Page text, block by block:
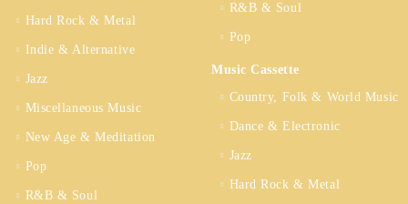
Hard Rock & Metal
Indie & Alternative
Jazz
Miscellaneous Music
New Age & Meditation
Pop
R&B & Soul
R&B & Soul
Pop
Music Cassette
Country, Folk & World Music
Dance & Electronic
Jazz
Hard Rock & Metal